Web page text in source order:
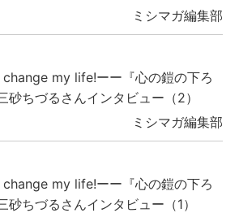
ミシマガ編集部
my life!ーー『心の鎧の下ろ
ちづるさんインタビュー（2）
ミシマガ編集部
my life!ーー『心の鎧の下ろ
ちづるさんインタビュー（1）